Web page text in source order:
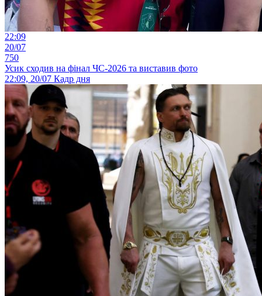
22:09
20/07
750
Усик сходив на фінал ЧС-2026 та виставив фото
22:09, 20/07 Кадр дня